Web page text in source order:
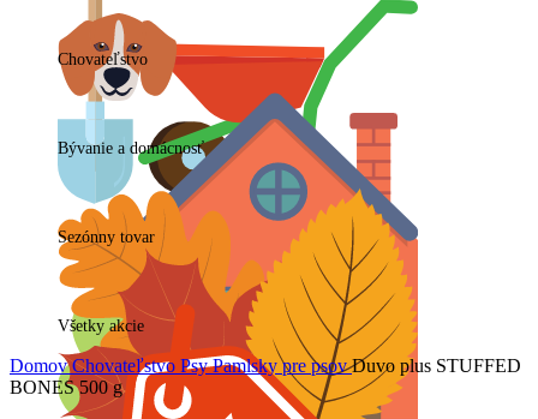
Chovateľstvo
Bývanie a domácnosť
Sezónny tovar
Všetky akcie
DomovChovateľstvo PsyPamlsky pre psovDuvo plus STUFFED
BONES 500 g